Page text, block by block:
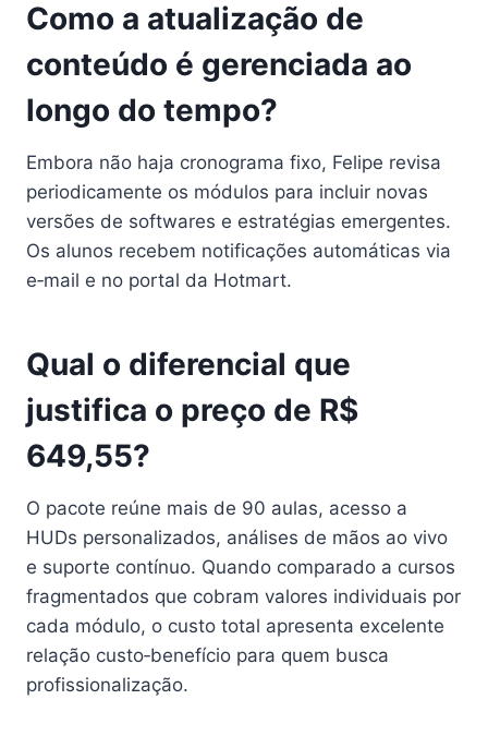
Como a atualização de
conteúdo é gerenciada ao
longo do tempo?
Embora não haja cronograma fixo, Felipe revisa
periodicamente os módulos para incluir novas
versões de softwares e estratégias emergentes.
Os alunos recebem notificações automáticas via
e‑mail e no portal da Hotmart.
Qual o diferencial que
justifica o preço de R$
649,55?
O pacote reúne mais de 90 aulas, acesso a
HUDs personalizados, análises de mãos ao vivo
e suporte contínuo. Quando comparado a cursos
fragmentados que cobram valores individuais por
cada módulo, o custo total apresenta excelente
relação custo‑benefício para quem busca
profissionalização.